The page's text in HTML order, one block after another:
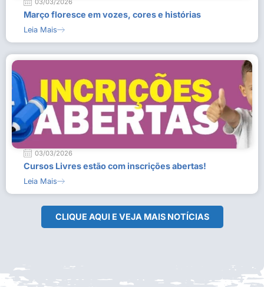
03/03/2026
Março floresce em vozes, cores e histórias
Leia Mais
03/03/2026
Cursos Livres estão com inscrições abertas!
Leia Mais
CLIQUE AQUI E VEJA MAIS NOTÍCIAS